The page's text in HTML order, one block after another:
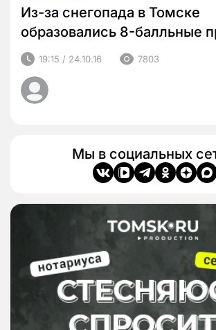
Из-за снегопада в Томске
образовались 8-балльные
19:15 / 24.10.16 7803
Мы в социальных